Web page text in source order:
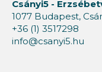
Csányi5 -
1077 Budapest,
+36 (1) 3517298
info@csanyi5.hu